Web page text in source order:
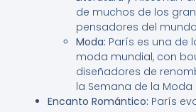
de muchos de los
pensadores del
Moda: París es una de
moda mundial, con
diseñadores de
la Semana de la Moda
Encanto Romántico: París